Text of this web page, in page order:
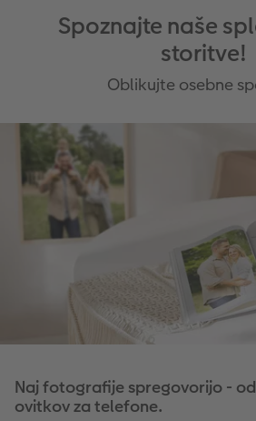
Spoznajte naše
storitve!
Oblikujte osebne
Naj fotografije spregovorijo -
ovitkov za telefone.